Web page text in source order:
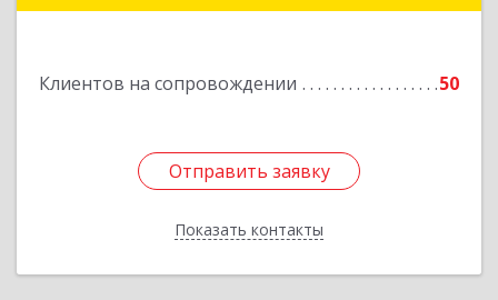
Клиентов на сопровождении 50
Отправить заявку
Показать контакты
Отправить заявку
Назад